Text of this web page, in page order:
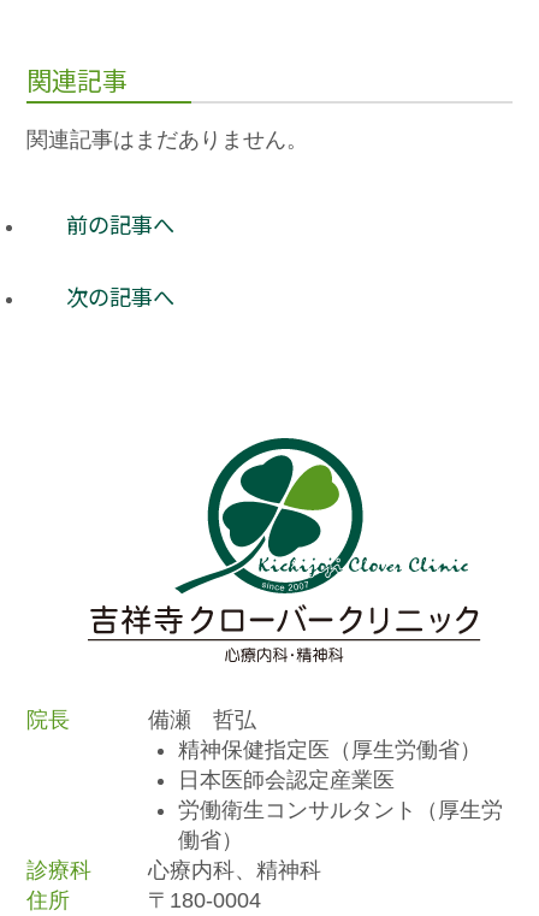
関連記事
関連記事はまだありません。
前の記事へ
次の記事へ
院長
備瀬 哲弘
精神保健指定医（厚生労働省）
日本医師会認定産業医
労働衛生コンサルタント（厚生労
働省）
診療科
心療内科、精神科
住所
〒180-0004